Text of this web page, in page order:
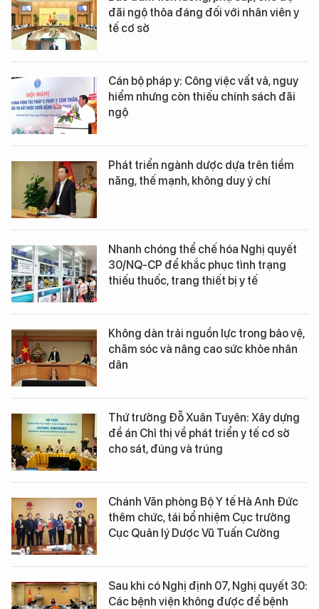
đãi ngộ thỏa đáng đối với nhân viên y
tế cơ sở
Cán bộ pháp y: Công việc vất vả, nguy
hiểm nhưng còn thiếu chính sách đãi
ngộ
Phát triển ngành dược dựa trên tiềm
năng, thế mạnh, không duy ý chí
Nhanh chóng thể chế hóa Nghị quyết
30/NQ-CP để khắc phục tình trạng
thiếu thuốc, trang thiết bị y tế
Không dàn trải nguồn lực trong bảo vệ,
chăm sóc và nâng cao sức khỏe nhân
dân
Thứ trưởng Đỗ Xuân Tuyên: Xây dựng
đề án Chỉ thị về phát triển y tế cơ sở
cho sát, đúng và trúng
Chánh Văn phòng Bộ Y tế Hà Anh Đức
thêm chức, tái bổ nhiệm Cục trưởng
Cục Quản lý Dược Vũ Tuấn Cường
Sau khi có Nghị định 07, Nghị quyết 30:
Các bệnh viện không được để bệnh